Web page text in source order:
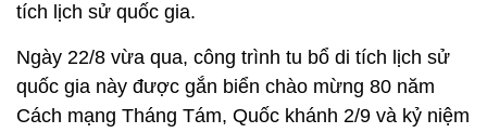
tích lịch sử quốc gia.
Ngày 22/8 vừa qua, công trình tu bổ di tích lịch sử
quốc gia này được gắn biển chào mừng 80 năm
Cách mạng Tháng Tám, Quốc khánh 2/9 và kỷ niệm